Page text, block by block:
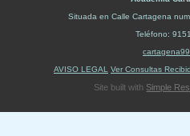
Situada en Calle Cartagena
Teléfono:
AVISO LEGAL
Ver Consultas
Site built with Simple